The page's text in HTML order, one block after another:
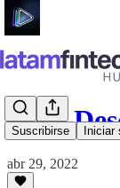
Suscribirse Iniciar
#46 -
abr 29, 2022